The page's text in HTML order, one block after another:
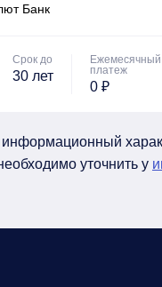
Банк
Срок до
30 лет
Ежемесячный
платеж
0 ₽
информационный
уточнить у